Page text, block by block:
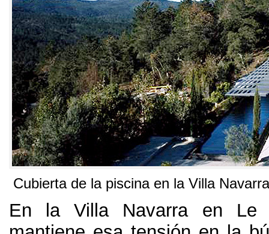
Cubierta de la piscina en la Villa
En la Villa Navarra en Le